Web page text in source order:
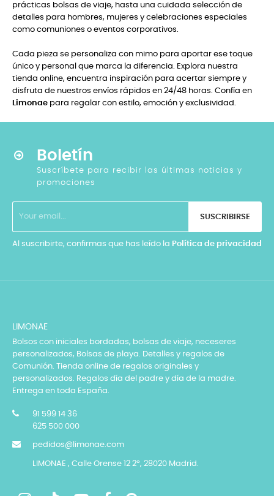
prácticas bolsas de viaje, hasta una cuidada selección de
detalles para hombres, mujeres y celebraciones especiales
como comuniones o eventos corporativos.
Cada pieza se personaliza con mimo para aportar ese toque
único y personal que marca la diferencia. Explora nuestra
tienda online, encuentra inspiración para acertar siempre y
disfruta de nuestros envíos rápidos en 24/48 horas. Confía en
Limonae para regalar con estilo, emoción y exclusividad.
Boletín
Suscríbete para recibir las últimas noticias y
promociones
SUSCRIBIRSE
Al suscribirte, confirmas que has leído la Política de privacidad
LIMONAE
Bolsos con iniciales bordadas, bolsas de viaje, neceseres
personalizados, Bolsas de playa. Detalles y regalos de
Comunión. Tienda online de regalos originales y
personalizados. Regalos día del padre y día de la madre.
Entrega en toda España.
91 599 14 36
625 500 000
pedidos@limonae.com
LIMONAE , Calle Orense 12 2º, 28020 Madrid.